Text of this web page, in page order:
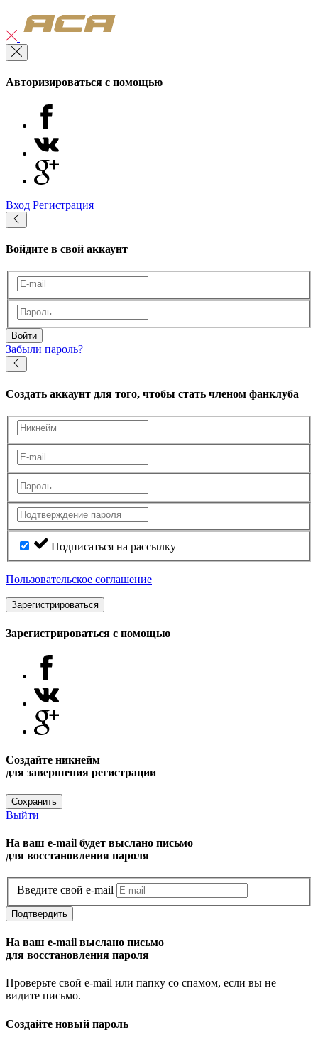
Авторизироваться с помощью
Вход Регистрация
Войдите в свой аккаунт
Войти
Забыли пароль?
Создать аккаунт для того, чтобы стать членом фанклуба
Подписаться на рассылку
Пользовательское соглашение
Зарегистрироваться
Зарегистрироваться с помощью
Создайте никнейм
для завершения регистрации
Сохранить
Выйти
На ваш e-mail будет выслано письмо
для восстановления пароля
Введите свой e-mail
Подтвердить
На ваш e-mail выслано письмо
для восстановления пароля
Проверьте свой e-mail или папку со спамом, если вы не
видите письмо.
Создайте новый пароль